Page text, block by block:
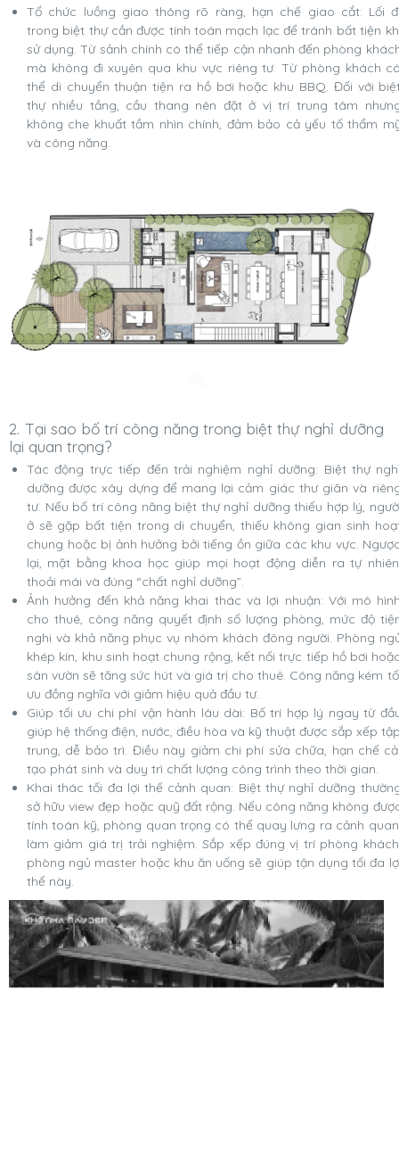
Tổ chức luồng giao thông rõ ràng, hạn chế giao cắt: Lối
trong biệt thự cần được tính toán mạch lạc để tránh bất tiện
sử dụng. Từ sảnh chính có thể tiếp cận nhanh đến phòng
mà không đi xuyên qua khu vực riêng tư. Từ phòng khách
thể di chuyển thuận tiện ra hồ bơi hoặc khu BBQ. Đối với
thự nhiều tầng, cầu thang nên đặt ở vị trí trung tâm
không che khuất tầm nhìn chính, đảm bảo cả yếu tố thẩm
và công năng.
2. Tại sao bố trí công năng trong biệt thự nghỉ dưỡng
lại quan trọng?
Tác động trực tiếp đến trải nghiệm nghỉ dưỡng: Biệt thự
dưỡng được xây dựng để mang lại cảm giác thư giãn và
tư. Nếu bố trí công năng biệt thự nghỉ dưỡng thiếu hợp lý,
ở sẽ gặp bất tiện trong di chuyển, thiếu không gian sinh
chung hoặc bị ảnh hưởng bởi tiếng ồn giữa các khu vực.
lại, mặt bằng khoa học giúp mọi hoạt động diễn ra tự
thoải mái và đúng “chất nghỉ dưỡng”.
Ảnh hưởng đến khả năng khai thác và lợi nhuận: Với mô
cho thuê, công năng quyết định số lượng phòng, mức độ
nghi và khả năng phục vụ nhóm khách đông người. Phòng
khép kín, khu sinh hoạt chung rộng, kết nối trực tiếp hồ bơi
sân vườn sẽ tăng sức hút và giá trị cho thuê. Công năng kém
ưu đồng nghĩa với giảm hiệu quả đầu tư.
Giúp tối ưu chi phí vận hành lâu dài: Bố trí hợp lý ngay từ
giúp hệ thống điện, nước, điều hòa và kỹ thuật được sắp xếp
trung, dễ bảo trì. Điều này giảm chi phí sửa chữa, hạn chế
tạo phát sinh và duy trì chất lượng công trình theo thời gian.
Khai thác tối đa lợi thế cảnh quan: Biệt thự nghỉ dưỡng
sở hữu view đẹp hoặc quỹ đất rộng. Nếu công năng không
tính toán kỹ, phòng quan trọng có thể quay lưng ra cảnh
làm giảm giá trị trải nghiệm. Sắp xếp đúng vị trí phòng
phòng ngủ master hoặc khu ăn uống sẽ giúp tận dụng tối đa
thế này.